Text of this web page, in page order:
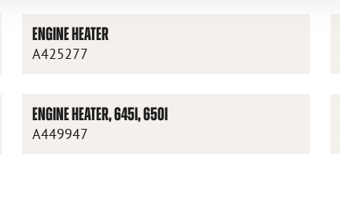
ENGINE HEATER
A425277
ENGINE HEATER, 645I, 650I
A449947